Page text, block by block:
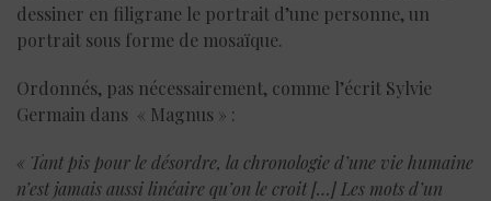
dessiner en filigrane le portrait d’une personne, un
portrait sous forme de mosaïque.
Ordonnés, pas nécessairement, comme l’écrit Sylvie
Germain dans « Magnus » :
« Tant pis pour le désordre, la chronologie d’une vie humaine
n’est jamais aussi linéaire qu’on le croit […] Les mots d’un